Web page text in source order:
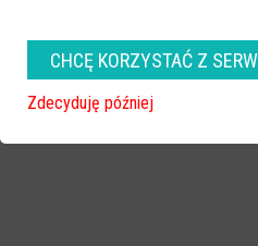
CHCĘ KORZYSTAĆ Z
Zdecyduję później